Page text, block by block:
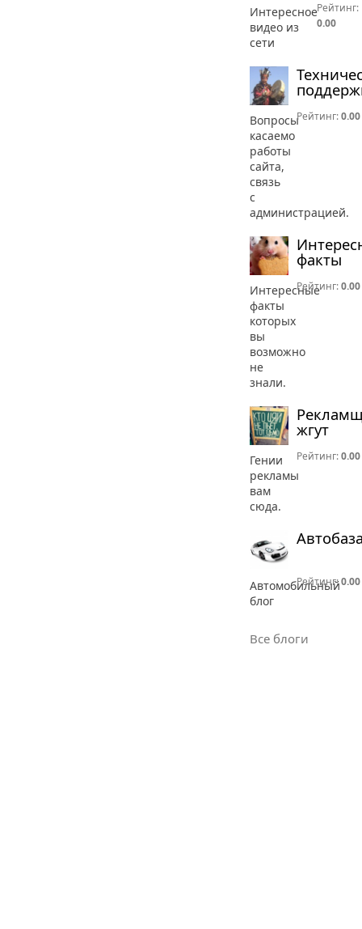
Интересное
видео из
сети
Рейтинг:
0.00
Вопросы
касаемо
работы
сайта,
связь
с
администрацией.
Рейтинг:0.00
факты
Интересные
факты
которых
вы
возможно
не
знали.
Рейтинг:0.00
жгут
Гении
рекламы
вам
сюда.
Рейтинг:0.00
Автомобильный
блог
Рейтинг:0.00
Все блоги